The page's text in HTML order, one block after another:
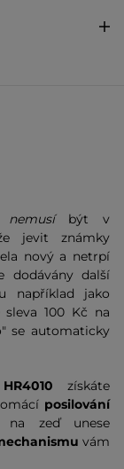
nemusí být v
jevit známky
nový a netrpí
dodávány další
například jako
sleva 100 Kč na
se automaticky
získáte
posilování
na zeď unese
vám